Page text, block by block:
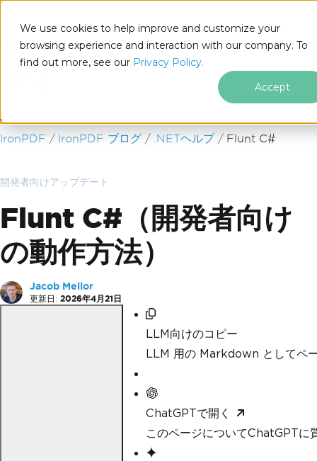
We use cookies to help improve and customize your
browsing experience and interaction with our company. To
find out more, see our Privacy Policy.
Accept
フッターコンテンツにスキップ
IronPDF IronPDF ブログ .NETヘルプ Flunt C#
開発者向けアップデート
Flunt C#（開発者向け
の動作方法）
Jacob Mellor
更新日: 2026年4月21日
LLM向けのコピー
LLM 用の Markdown としてペ
ChatGPTで開く
このページについてChatGPTに